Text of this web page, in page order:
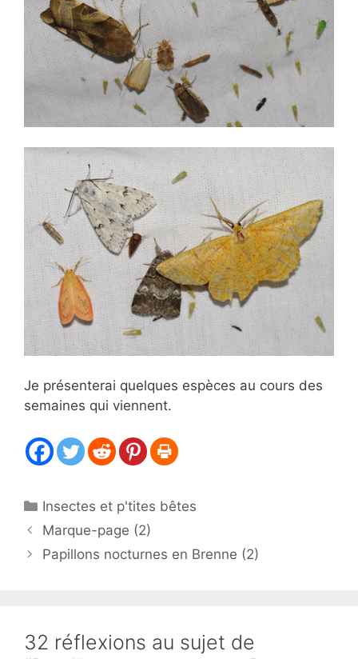
Je présenterai quelques espèces au cours des
semaines qui viennent.
Catégories
Insectes et p'tites bêtes
Marque-page (2)
Papillons nocturnes en Brenne (2)
32 réflexions au sujet de